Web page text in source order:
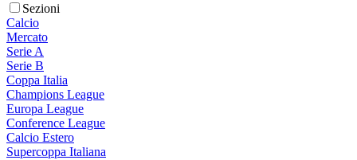
Sezioni
Calcio
Mercato
Serie A
Serie B
Coppa Italia
Champions League
Europa League
Conference League
Calcio Estero
Supercoppa Italiana